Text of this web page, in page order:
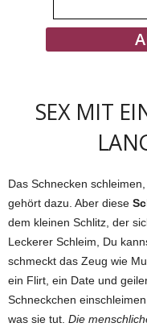
SEX MIT
Das Schnecken
gehört dazu. Aber diese
dem kleinen Schlitz, der
Leckerer Schleim, Du
schmeckt das Zeug wie
ein Flirt, ein Date und
Schneckchen
was sie tut. Die